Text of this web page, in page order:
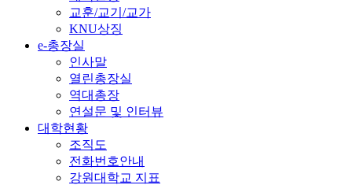
교훈/교기/교가
KNU상징
e-총장실
인사말
열린총장실
역대총장
연설문 및 인터뷰
대학현황
조직도
전화번호안내
강원대학교 지표